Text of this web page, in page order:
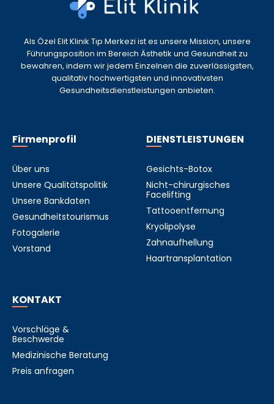
Als Özel Elit Klinik Tıp Merkezi ist es unsere Mission, unsere
Führungsposition im Bereich Ästhetik und Gesundheit zu
bewahren, indem wir jedem Einzelnen die zuverlässigsten,
qualitativ hochwertigsten und innovativsten
Gesundheitsdienstleistungen anbieten.
Firmenprofil
Über uns
Unsere Qualitätspolitik
Unsere Bankdaten
Gesundheitstourismus
Fotogalerie
Vorstand
DIENSTLEISTUNGEN
Gesichts-Botox
Nicht-chirurgisches
Facelifting
Tattooentfernung
Kryolipolyse
Zahnaufhellung
Haartransplantation
KONTAKT
Vorschläge &
Beschwerde
Medizinische Beratung
Preis anfragen